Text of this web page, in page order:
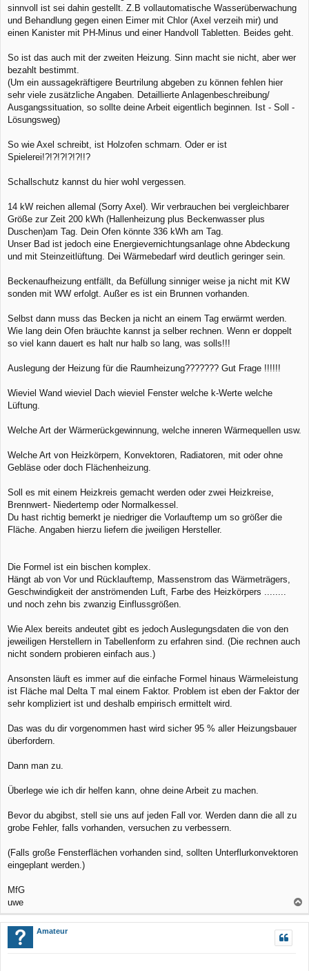
sinnvoll ist sei dahin gestellt. Z.B vollautomatische Wasserüberwachung
und Behandlung gegen einen Eimer mit Chlor (Axel verzeih mir) und
einen Kanister mit PH-Minus und einer Handvoll Tabletten. Beides geht.
So ist das auch mit der zweiten Heizung. Sinn macht sie nicht, aber wer
bezahlt bestimmt.
(Um ein aussagekräftigere Beurtrilung abgeben zu können fehlen hier
sehr viele zusätzliche Angaben. Detaillierte Anlagenbeschreibung/
Ausgangssituation, so sollte deine Arbeit eigentlich beginnen. Ist - Soll -
Lösungsweg)
So wie Axel schreibt, ist Holzofen schmarn. Oder er ist
Spielerei!?!?!?!?!?!!?
Schallschutz kannst du hier wohl vergessen.
14 kW reichen allemal (Sorry Axel). Wir verbrauchen bei vergleichbarer
Größe zur Zeit 200 kWh (Hallenheizung plus Beckenwasser plus
Duschen)am Tag. Dein Ofen könnte 336 kWh am Tag.
Unser Bad ist jedoch eine Energievernichtungsanlage ohne Abdeckung
und mit Steinzeitlüftung. Dei Wärmebedarf wird deutlich geringer sein.
Beckenaufheizung entfällt, da Befüllung sinniger weise ja nicht mit KW
sonden mit WW erfolgt. Außer es ist ein Brunnen vorhanden.
Selbst dann muss das Becken ja nicht an einem Tag erwärmt werden.
Wie lang dein Ofen bräuchte kannst ja selber rechnen. Wenn er doppelt
so viel kann dauert es halt nur halb so lang, was solls!!!
Auslegung der Heizung für die Raumheizung??????? Gut Frage !!!!!!
Wieviel Wand wieviel Dach wieviel Fenster welche k-Werte welche
Lüftung.
Welche Art der Wärmerückgewinnung, welche inneren Wärmequellen usw.
Welche Art von Heizkörpern, Konvektoren, Radiatoren, mit oder ohne
Gebläse oder doch Flächenheizung.
Soll es mit einem Heizkreis gemacht werden oder zwei Heizkreise,
Brennwert- Niedertemp oder Normalkessel.
Du hast richtig bemerkt je niedriger die Vorlauftemp um so größer die
Fläche. Angaben hierzu liefern die jweiligen Hersteller.
Die Formel ist ein bischen komplex.
Hängt ab von Vor und Rücklauftemp, Massenstrom das Wärmeträgers,
Geschwindigkeit der anströmenden Luft, Farbe des Heizkörpers ........
und noch zehn bis zwanzig Einflussgrößen.
Wie Alex bereits andeutet gibt es jedoch Auslegungsdaten die von den
jeweiligen Herstellern in Tabellenform zu erfahren sind. (Die rechnen auch
nicht sondern probieren einfach aus.)
Ansonsten läuft es immer auf die einfache Formel hinaus Wärmeleistung
ist Fläche mal Delta T mal einem Faktor. Problem ist eben der Faktor der
sehr kompliziert ist und deshalb empirisch ermittelt wird.
Das was du dir vorgenommen hast wird sicher 95 % aller Heizungsbauer
überfordern.
Dann man zu.
Überlege wie ich dir helfen kann, ohne deine Arbeit zu machen.
Bevor du abgibst, stell sie uns auf jeden Fall vor. Werden dann die all zu
grobe Fehler, falls vorhanden, versuchen zu verbessern.
(Falls große Fensterflächen vorhanden sind, sollten Unterflurkonvektoren
eingeplant werden.)
MfG
uwe
a
Amateur